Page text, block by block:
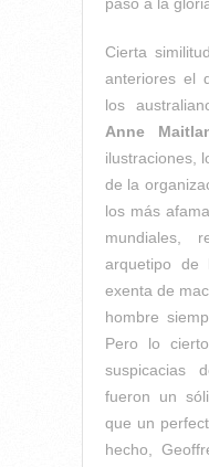
Cierta
anteriores el
los
Anne
ilustraciones,
de la
los más
mundiales,
arquetipo de
exenta de
hombre
Pero lo
suspicacias
fueron un
que un
hecho,